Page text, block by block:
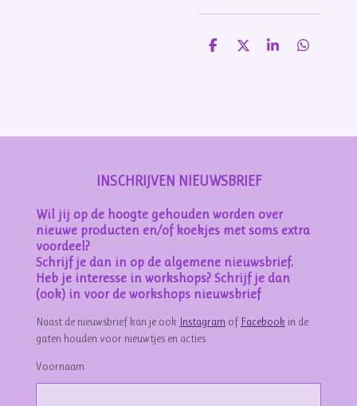
D
D
S
D
INSCHRIJVEN NIEUWSBRIEF
Wil jij op de hoogte gehouden worden over
nieuwe producten en/of koekjes met soms extra
voordeel?
Schrijf je dan in op de algemene nieuwsbrief.
Heb je interesse in workshops? Schrijf je dan
(ook) in voor de workshops nieuwsbrief
Naast de nieuwsbrief kan je ook Instagram of Facebook in de
gaten houden voor nieuwtjes en acties.
Voornaam